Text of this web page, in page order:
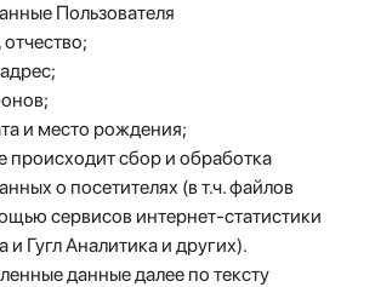
Пользователя
и место рождения;
происходит сбор и обработка
о посетителях (в т.ч. файлов
сервисов интернет-статистики
Гугл Аналитика и других).
данные далее по тексту